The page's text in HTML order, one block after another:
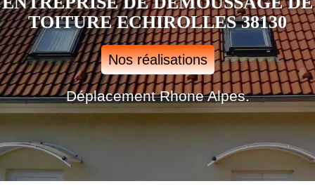
TOITURE ECHIROLLES 38130
Nos réalisations
Déplacement Rhone Alpes.